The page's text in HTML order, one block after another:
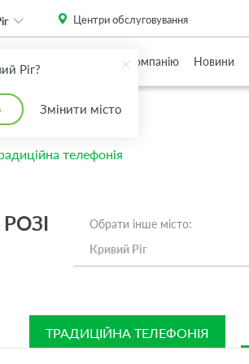
Ріг?
Змінити місто
Центри обслуговування
Про Компанію Новини
телефонія
Обрати інше місто:
Кривий Ріг
ТРАДИЦІЙНА ТЕЛЕФОНІЯ
install this critical browser update